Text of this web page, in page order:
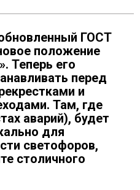
ГОСТ
положение
Теперь его
перед
и
Там, где
аварий), будет
для
светофоров,
столичного